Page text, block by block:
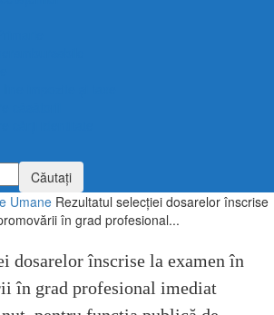
Umane Rezultatul selecţiei dosarelor înscrise
în grad profesional...
dosarelor înscrise la examen în
în grad profesional imediat